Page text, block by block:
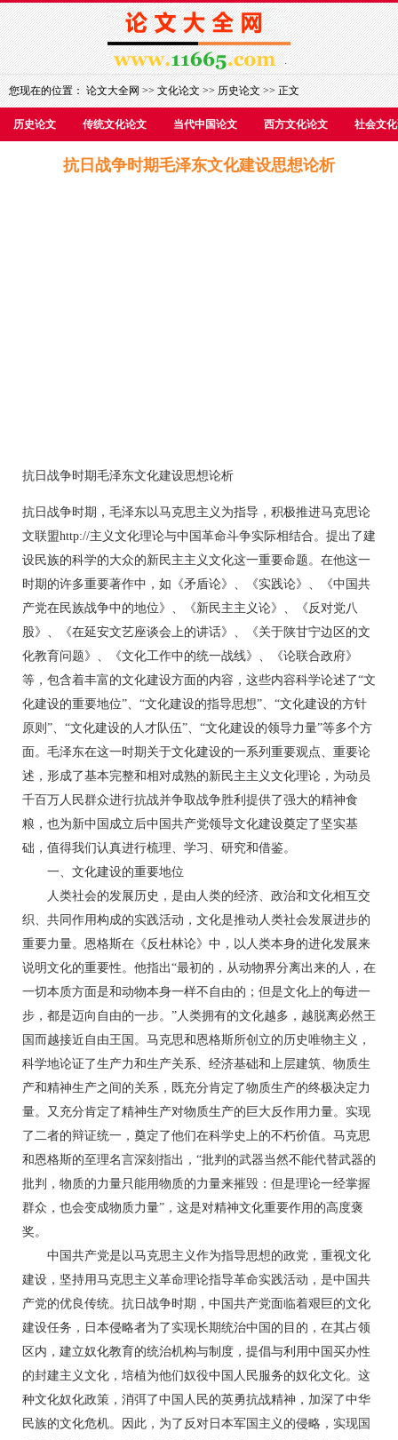
您现在的位置：论文大全网>>文化论文>>历史论文>> 正文
历史论文 传统文化论文 当代中国论文 西方文化论文 社会文
抗日战争时期毛泽东文化建设思想论析
抗日战争时期毛泽东文化建设思想论析
抗日战争时期，毛泽东以马克思主义为指导，积极推进马克思论
文联盟http://主义文化理论与中国革命斗争实际相结合。提出了建
设民族的科学的大众的新民主主义文化这一重要命题。在他这一
时期的许多重要著作中，如《矛盾论》、《实践论》、《中国共
产党在民族战争中的地位》、《新民主主义论》、《反对党八
股》、《在延安文艺座谈会上的讲话》、《关于陕甘宁边区的文
化教育问题》、《文化工作中的统一战线》、《论联合政府》
等，包含着丰富的文化建设方面的内容，这些内容科学论述了“文
化建设的重要地位”、“文化建设的指导思想”、“文化建设的方针
原则”、“文化建设的人才队伍”、“文化建设的领导力量”等多个方
面。毛泽东在这一时期关于文化建设的一系列重要观点、重要论
述，形成了基本完整和相对成熟的新民主主义文化理论，为动员
千百万人民群众进行抗战并争取战争胜利提供了强大的精神食
粮，也为新中国成立后中国共产党领导文化建设奠定了坚实基
础，值得我们认真进行梳理、学习、研究和借鉴。
一、文化建设的重要地位
人类社会的发展历史，是由人类的经济、政治和文化相互交
织、共同作用构成的实践活动，文化是推动人类社会发展进步的
重要力量。恩格斯在《反杜林论》中，以人类本身的进化发展来
说明文化的重要性。他指出“最初的，从动物界分离出来的人，在
一切本质方面是和动物本身一样不自由的；但是文化上的每进一
步，都是迈向自由的一步。”人类拥有的文化越多，越脱离必然王
国而越接近自由王国。马克思和恩格斯所创立的历史唯物主义，
科学地论证了生产力和生产关系、经济基础和上层建筑、物质生
产和精神生产之间的关系，既充分肯定了物质生产的终极决定力
量。又充分肯定了精神生产对物质生产的巨大反作用力量。实现
了二者的辩证统一，奠定了他们在科学史上的不朽价值。马克思
和恩格斯的至理名言深刻指出，“批判的武器当然不能代替武器的
批判，物质的力量只能用物质的力量来摧毁：但是理论一经掌握
群众，也会变成物质力量”，这是对精神文化重要作用的高度褒
奖。
中国共产党是以马克思主义作为指导思想的政党，重视文化
建设，坚持用马克思主义革命理论指导革命实践活动，是中国共
产党的优良传统。抗日战争时期，中国共产党面临着艰巨的文化
建设任务，日本侵略者为了实现长期统治中国的目的，在其占领
区内，建立奴化教育的统治机构与制度，提倡与利用中国买办性
的封建主义文化，培植为他们奴役中国人民服务的奴化文化。这
种文化奴化政策，消弭了中国人民的英勇抗战精神，加深了中华
民族的文化危机。因此，为了反对日本军国主义的侵略，实现国